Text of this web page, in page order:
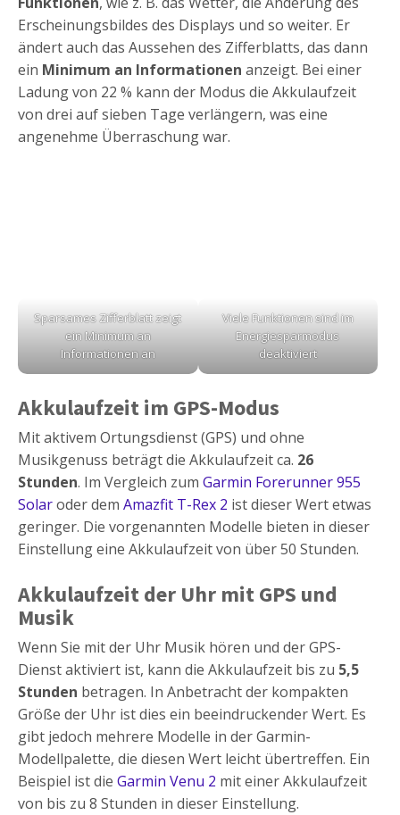
Erscheinungsbildes des Displays und so weiter. Er
ändert auch das Aussehen des Zifferblatts, das dann
ein Minimum an Informationen anzeigt. Bei einer
Ladung von 22 % kann der Modus die Akkulaufzeit
von drei auf sieben Tage verlängern, was eine
angenehme Überraschung war.
Sparsames Zifferblatt zeigt
ein Minimum an
Informationen an
Viele Funktionen sind im
Energiesparmodus
deaktiviert
Akkulaufzeit im GPS-Modus
Mit aktivem Ortungsdienst (GPS) und ohne
Musikgenuss beträgt die Akkulaufzeit ca. 26
Stunden. Im Vergleich zum Garmin Forerunner 955
Solaroder dem Amazfit T-Rex 2 ist dieser Wert etwas
geringer. Die vorgenannten Modelle bieten in dieser
Einstellung eine Akkulaufzeit von über 50 Stunden.
Akkulaufzeit der Uhr mit GPS und
Musik
Wenn Sie mit der Uhr Musik hören und der GPS-
Dienst aktiviert ist, kann die Akkulaufzeit bis zu 5,5
Stunden betragen. In Anbetracht der kompakten
Größe der Uhr ist dies ein beeindruckender Wert. Es
gibt jedoch mehrere Modelle in der Garmin-
Modellpalette, die diesen Wert leicht übertreffen. Ein
Beispiel ist die Garmin Venu 2 mit einer Akkulaufzeit
von bis zu 8 Stunden in dieser Einstellung.